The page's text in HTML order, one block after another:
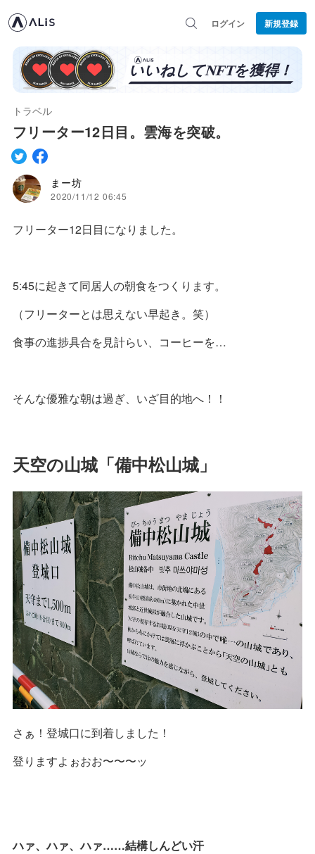
ログイン 新規登録
トラベル
フリーター12日目。雲海を突破。
まー坊
2020/11/12 06:45
フリーター12日目になりました。
5:45に起きて同居人の朝食をつくります。
（フリーターとは思えない早起き。笑）
食事の進捗具合を見計らい、コーヒーを…
そんな優雅な朝は過ぎ、いざ目的地へ！！
天空の山城「備中松山城」
さぁ！登城口に到着しました！
登りますよぉおお〜〜〜ッ
ハァ、ハァ、ハァ……結構しんどい汗